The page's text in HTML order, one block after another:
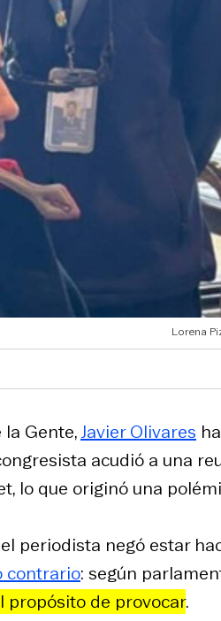
Lorena
Gente,Javier Olivares
acudió a una
lo que originó una
periodista negó estar
contrario: según
propósito de provocar.